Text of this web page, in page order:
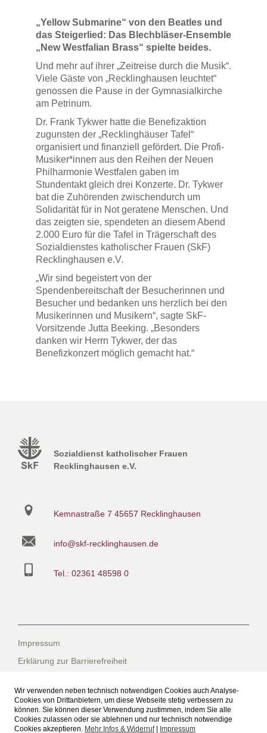
Wir verwenden neben technisch notwendigen Cookies auch Analyse-
Cookies von Drittanbietern, um diese Webseite stetig verbessern zu
können. Sie können dieser Verwendung zustimmen, indem Sie alle
Cookies zulassen oder sie ablehnen und nur technisch notwendige
Cookies akzeptieren. Mehr Infos & Widerruf| Impressum
„Yellow Submarine“ von den Beatles und
das Steigerlied: Das Blechbläser-Ensemble
„New Westfalian Brass“ spielte beides.
Und mehr auf ihrer „Zeitreise durch die Musik“.
Viele Gäste von „Recklinghausen leuchtet“
genossen die Pause in der Gymnasialkirche
am Petrinum.
Dr. Frank Tykwer hatte die Benefizaktion
zugunsten der „Recklinghäuser Tafel“
organisiert und finanziell gefördert. Die Profi-
Musiker*innen aus den Reihen der Neuen
Philharmonie Westfalen gaben im
Stundentakt gleich drei Konzerte. Dr. Tykwer
bat die Zuhörenden zwischendurch um
Solidarität für in Not geratene Menschen. Und
das zeigten sie, spendeten an diesem Abend
2.000 Euro für die Tafel in Trägerschaft des
Sozialdienstes katholischer Frauen (SkF)
Recklinghausen e.V.
„Wir sind begeistert von der
Spendenbereitschaft der Besucherinnen und
Besucher und bedanken uns herzlich bei den
Musikerinnen und Musikern“, sagte SkF-
Vorsitzende Jutta Beeking. „Besonders
danken wir Herrn Tykwer, der das
Benefizkonzert möglich gemacht hat.“
Sozialdienst katholischer Frauen
Recklinghausen e.V.
Kemnastraße 7 45657 Recklinghausen
info@skf-recklinghausen.de
Tel.: 02361 48598 0
Impressum
Erklärung zur Barrierefreiheit
Datenschutzerklärung für die Facebook-Seite
Suche